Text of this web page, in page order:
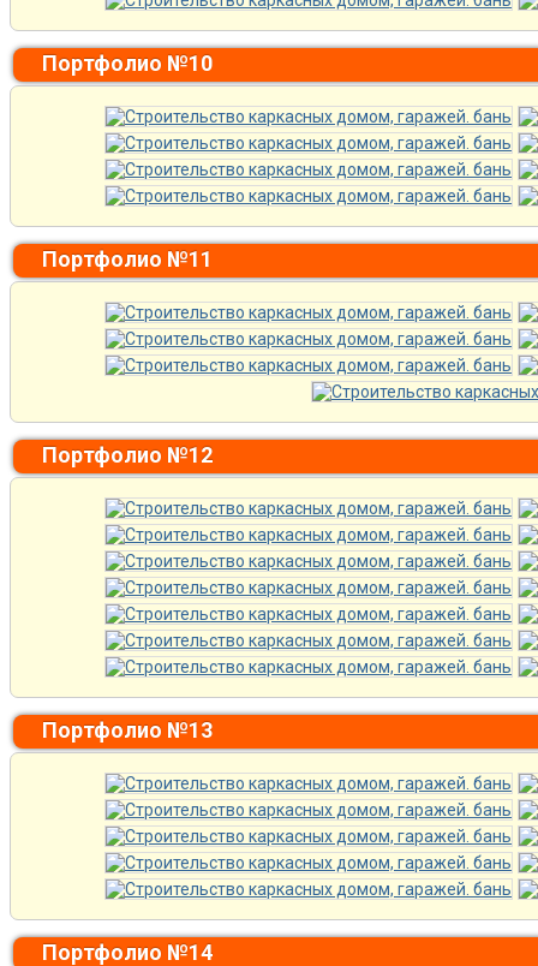
Портфолио №10
Портфолио №11
Портфолио №12
Портфолио №13
Портфолио №14